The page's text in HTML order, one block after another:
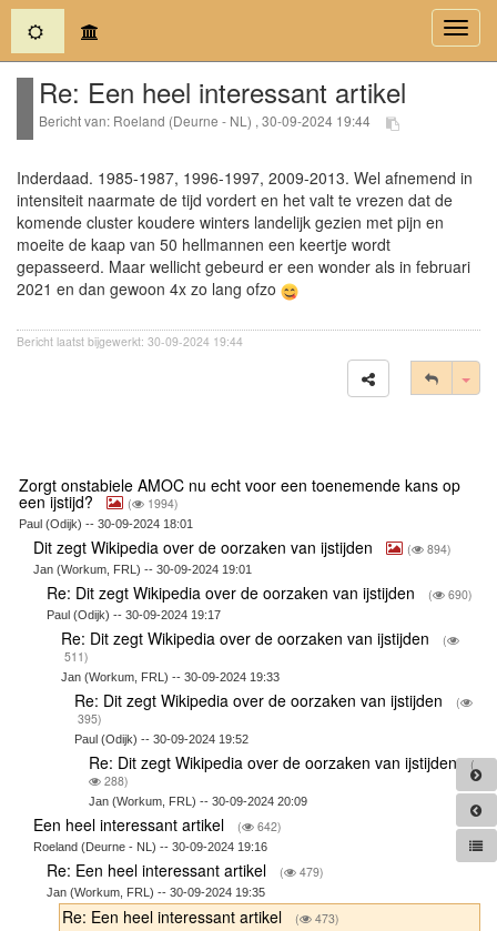
(current)
Re: Een heel interessant artikel
Bericht van: Roeland (Deurne - NL) , 30-09-2024 19:44
Inderdaad. 1985-1987, 1996-1997, 2009-2013. Wel afnemend in
intensiteit naarmate de tijd vordert en het valt te vrezen dat de
komende cluster koudere winters landelijk gezien met pijn en
moeite de kaap van 50 hellmannen een keertje wordt
gepasseerd. Maar wellicht gebeurd er een wonder als in februari
2021 en dan gewoon 4x zo lang ofzo
Bericht laatst bijgewerkt: 30-09-2024 19:44
Zorgt onstabiele AMOC nu echt voor een toenemende kans op
een ijstijd? ( 1994)
Paul (Odijk) -- 30-09-2024 18:01
Dit zegt Wikipedia over de oorzaken van ijstijden ( 894)
Jan (Workum, FRL) -- 30-09-2024 19:01
Re: Dit zegt Wikipedia over de oorzaken van ijstijden ( 690)
Paul (Odijk) -- 30-09-2024 19:17
Re: Dit zegt Wikipedia over de oorzaken van ijstijden
(
511)
Jan (Workum, FRL) -- 30-09-2024 19:33
Re: Dit zegt Wikipedia over de oorzaken van ijstijden
(
395)
Paul (Odijk) -- 30-09-2024 19:52
Re: Dit zegt Wikipedia over de oorzaken van ijstijden
(
288)
Jan (Workum, FRL) -- 30-09-2024 20:09
Een heel interessant artikel ( 642)
Roeland (Deurne - NL) -- 30-09-2024 19:16
Re: Een heel interessant artikel ( 479)
Jan (Workum, FRL) -- 30-09-2024 19:35
Re: Een heel interessant artikel ( 473)